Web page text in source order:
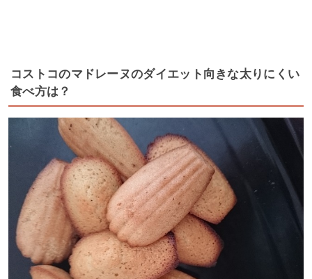
コストコのマドレーヌのダイエット向きな太りにくい
食べ方は？